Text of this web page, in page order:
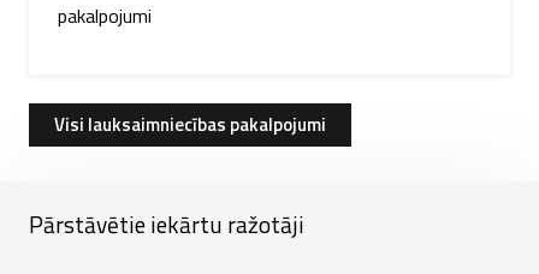
pakalpojumi
Visi lauksaimniecības pakalpojumi
Pārstāvētie iekārtu ražotāji